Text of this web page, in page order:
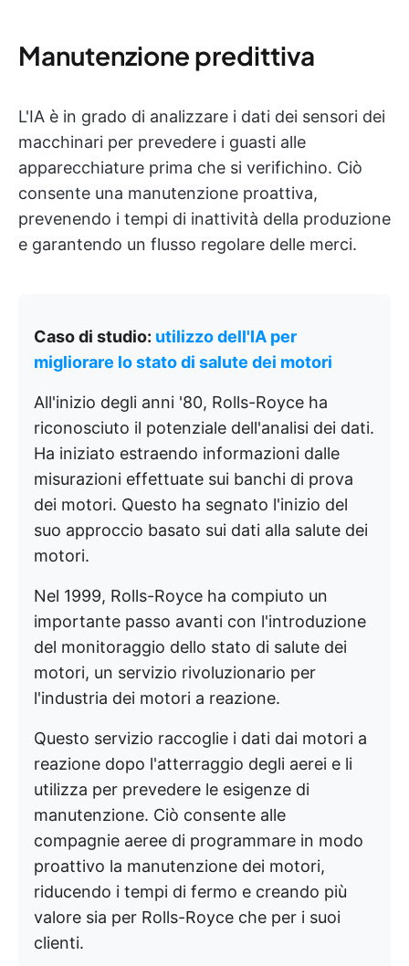
Manutenzione predittiva
L'IA è in grado di analizzare i dati dei sensori dei
macchinari per prevedere i guasti alle
apparecchiature prima che si verifichino. Ciò
consente una manutenzione proattiva,
prevenendo i tempi di inattività della produzione
e garantendo un flusso regolare delle merci.
Caso di studio: utilizzo dell'IA per
migliorare lo stato di salute dei motori
All'inizio degli anni '80, Rolls-Royce ha
riconosciuto il potenziale dell'analisi dei dati.
Ha iniziato estraendo informazioni dalle
misurazioni effettuate sui banchi di prova
dei motori. Questo ha segnato l'inizio del
suo approccio basato sui dati alla salute dei
motori.
Nel 1999, Rolls-Royce ha compiuto un
importante passo avanti con l'introduzione
del monitoraggio dello stato di salute dei
motori, un servizio rivoluzionario per
l'industria dei motori a reazione.
Questo servizio raccoglie i dati dai motori a
reazione dopo l'atterraggio degli aerei e li
utilizza per prevedere le esigenze di
manutenzione. Ciò consente alle
compagnie aeree di programmare in modo
proattivo la manutenzione dei motori,
riducendo i tempi di fermo e creando più
valore sia per Rolls-Royce che per i suoi
clienti.